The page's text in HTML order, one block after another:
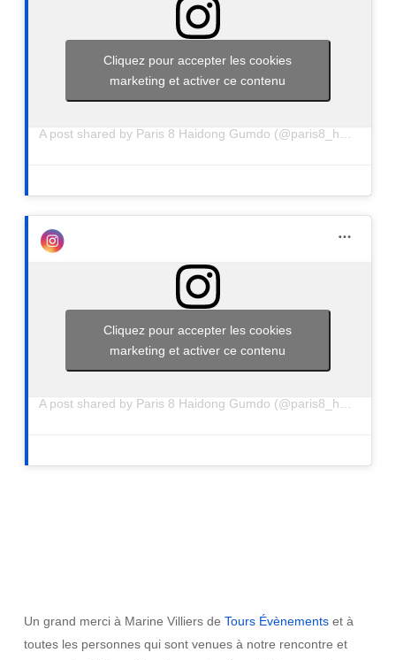
Cliquez pour accepter les cookies
marketing et activer ce contenu
Cliquez pour accepter les cookies
marketing et activer ce contenu
Un grand merci à Marine Villiers de Tours Évènementset à
toutes les personnes qui sont venues à notre rencontre et